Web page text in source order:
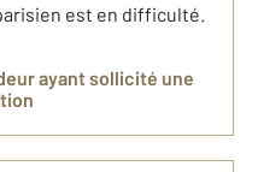
est en difficulté.
ayant sollicité une